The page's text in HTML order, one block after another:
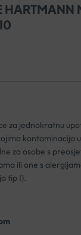
HARTMANN
za jednokratnu
kontaminacija
za osobe s
ili one s
tip I).